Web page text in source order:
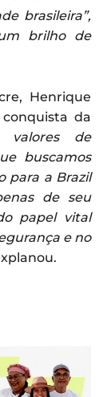
brasileira”,
brilho de
Henrique
da
valores de
buscamos
para a Brazil
de seu
papel vital
e no